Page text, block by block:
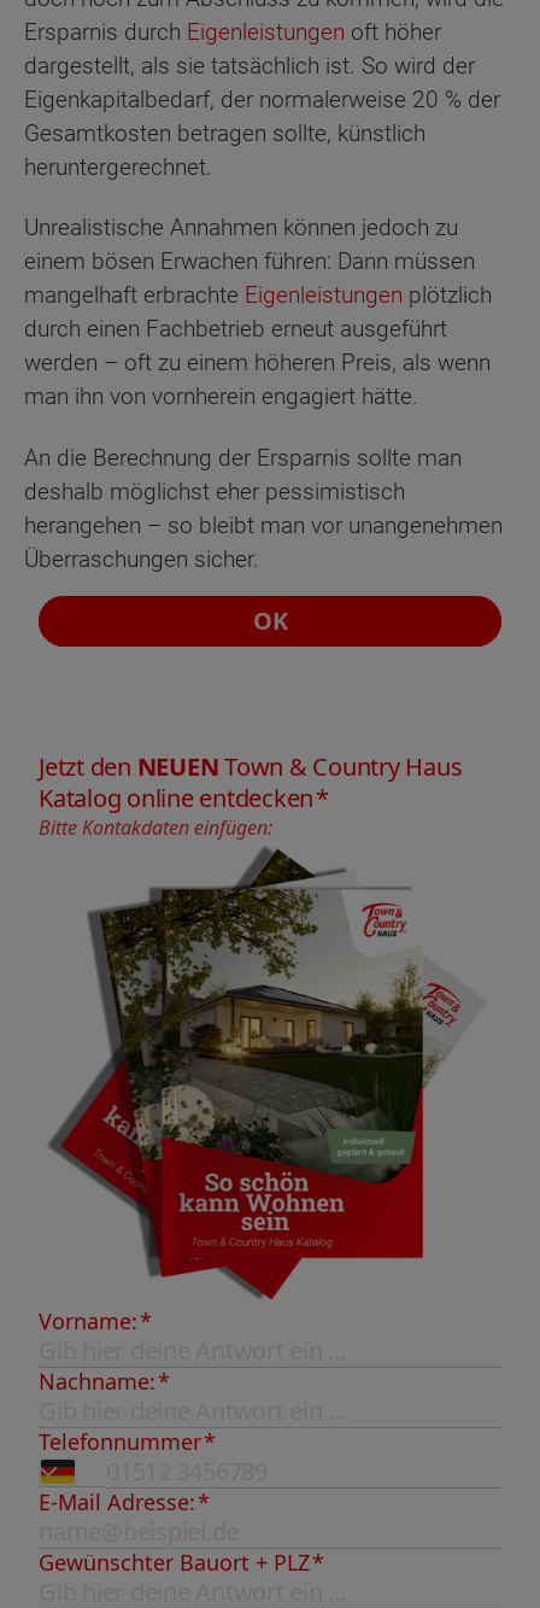
Ersparnis durch Eigenleistungen oft höher
dargestellt, als sie tatsächlich ist. So wird der
Eigenkapitalbedarf, der normalerweise 20 % der
Gesamtkosten betragen sollte, künstlich
heruntergerechnet.
Unrealistische Annahmen können jedoch zu
einem bösen Erwachen führen: Dann müssen
mangelhaft erbrachte Eigenleistungen plötzlich
durch einen Fachbetrieb erneut ausgeführt
werden – oft zu einem höheren Preis, als wenn
man ihn von vornherein engagiert hätte.
An die Berechnung der Ersparnis sollte man
deshalb möglichst eher pessimistisch
herangehen – so bleibt man vor unangenehmen
Überraschungen sicher.